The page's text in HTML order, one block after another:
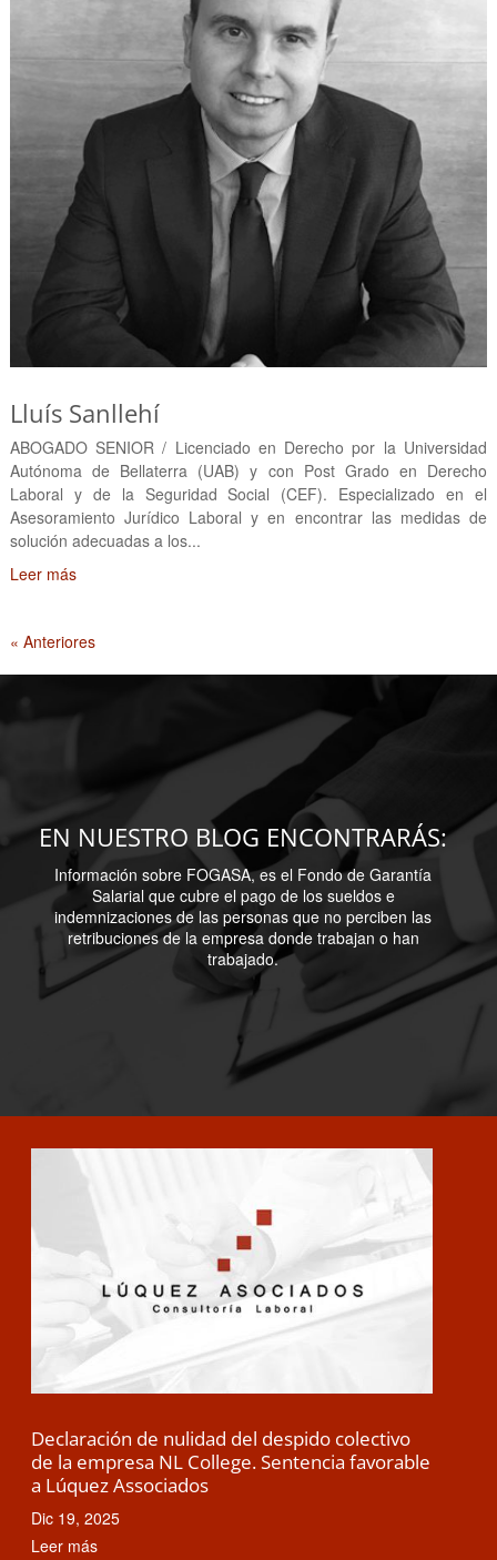
Lluís Sanllehí
ABOGADO SENIOR / Licenciado en Derecho por la Universidad
Autónoma de Bellaterra (UAB) y con Post Grado en Derecho
Laboral y de la Seguridad Social (CEF). Especializado en el
Asesoramiento Jurídico Laboral y en encontrar las medidas de
solución adecuadas a los...
Leer más
« Anteriores
EN NUESTRO BLOG ENCONTRARÁS:
Información sobre FOGASA, es el Fondo de Garantía
Salarial que cubre el pago de los sueldos e
indemnizaciones de las personas que no perciben las
retribuciones de la empresa donde trabajan o han
trabajado.
Declaración de nulidad del despido colectivo
de la empresa NL College. Sentencia favorable
a Lúquez Associados
Dic 19, 2025
Leer más